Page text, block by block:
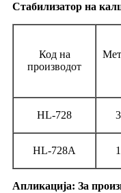
Стабилизатор на
Код на
производот
HL-728
HL-728A
Апликација: За